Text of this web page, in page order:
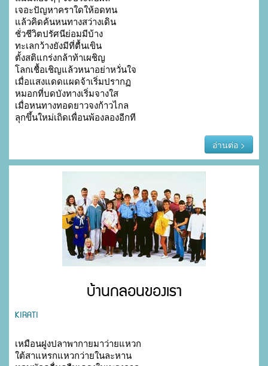
เจอะปัญหาคราใดให้อดทน
แล้วคิดค้นหนทางสว่างเดิน
ชั่วชีวิตปรัศนีย่อมมีบ้าง
ทะเลกว้างยังมีที่ตื้นเขิน
ตั้งสติแกร่งกล้าท้าเผชิญ
โลกเชื้อเชิญแล้วหนาอย่าหวั่นใจ
เมื่อแสงแดดแผดจ้าเริ่มปรากฏ
หมอกที่บดบังทางเริ่มจางใส
เมื่อหนทางทอดยาวจงก้าวไกล
ลุกขึ้นใหม่เถิดเพื่อนพ้องลองอีกที
อ่านต่อ >
บ้านกลอนของเรา
KIRATI
เหมือนฝูงปลาพากายมาว่ายแหวก
ใต้สาแหรกแหวกว่ายในละหาน